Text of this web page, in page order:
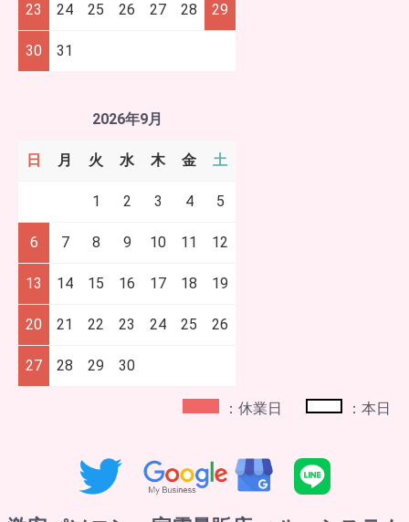
23 24 25 26 27 28 29
30 31
2026年9月
日 月 火 水 木 金 土
1 2 3 4 5
6 7 8 9 10 11 12
13 14 15 16 17 18 19
20 21 22 23 24 25 26
27 28 29 30
：休業日 ：本日